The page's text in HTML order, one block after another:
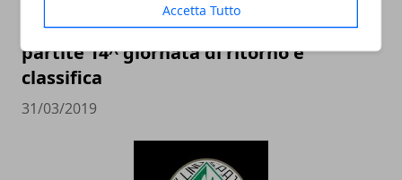
Accetta Tutto
Calcio Serie D 2019, Girone G: risultati
partite 14^ giornata di ritorno e
classifica
31/03/2019